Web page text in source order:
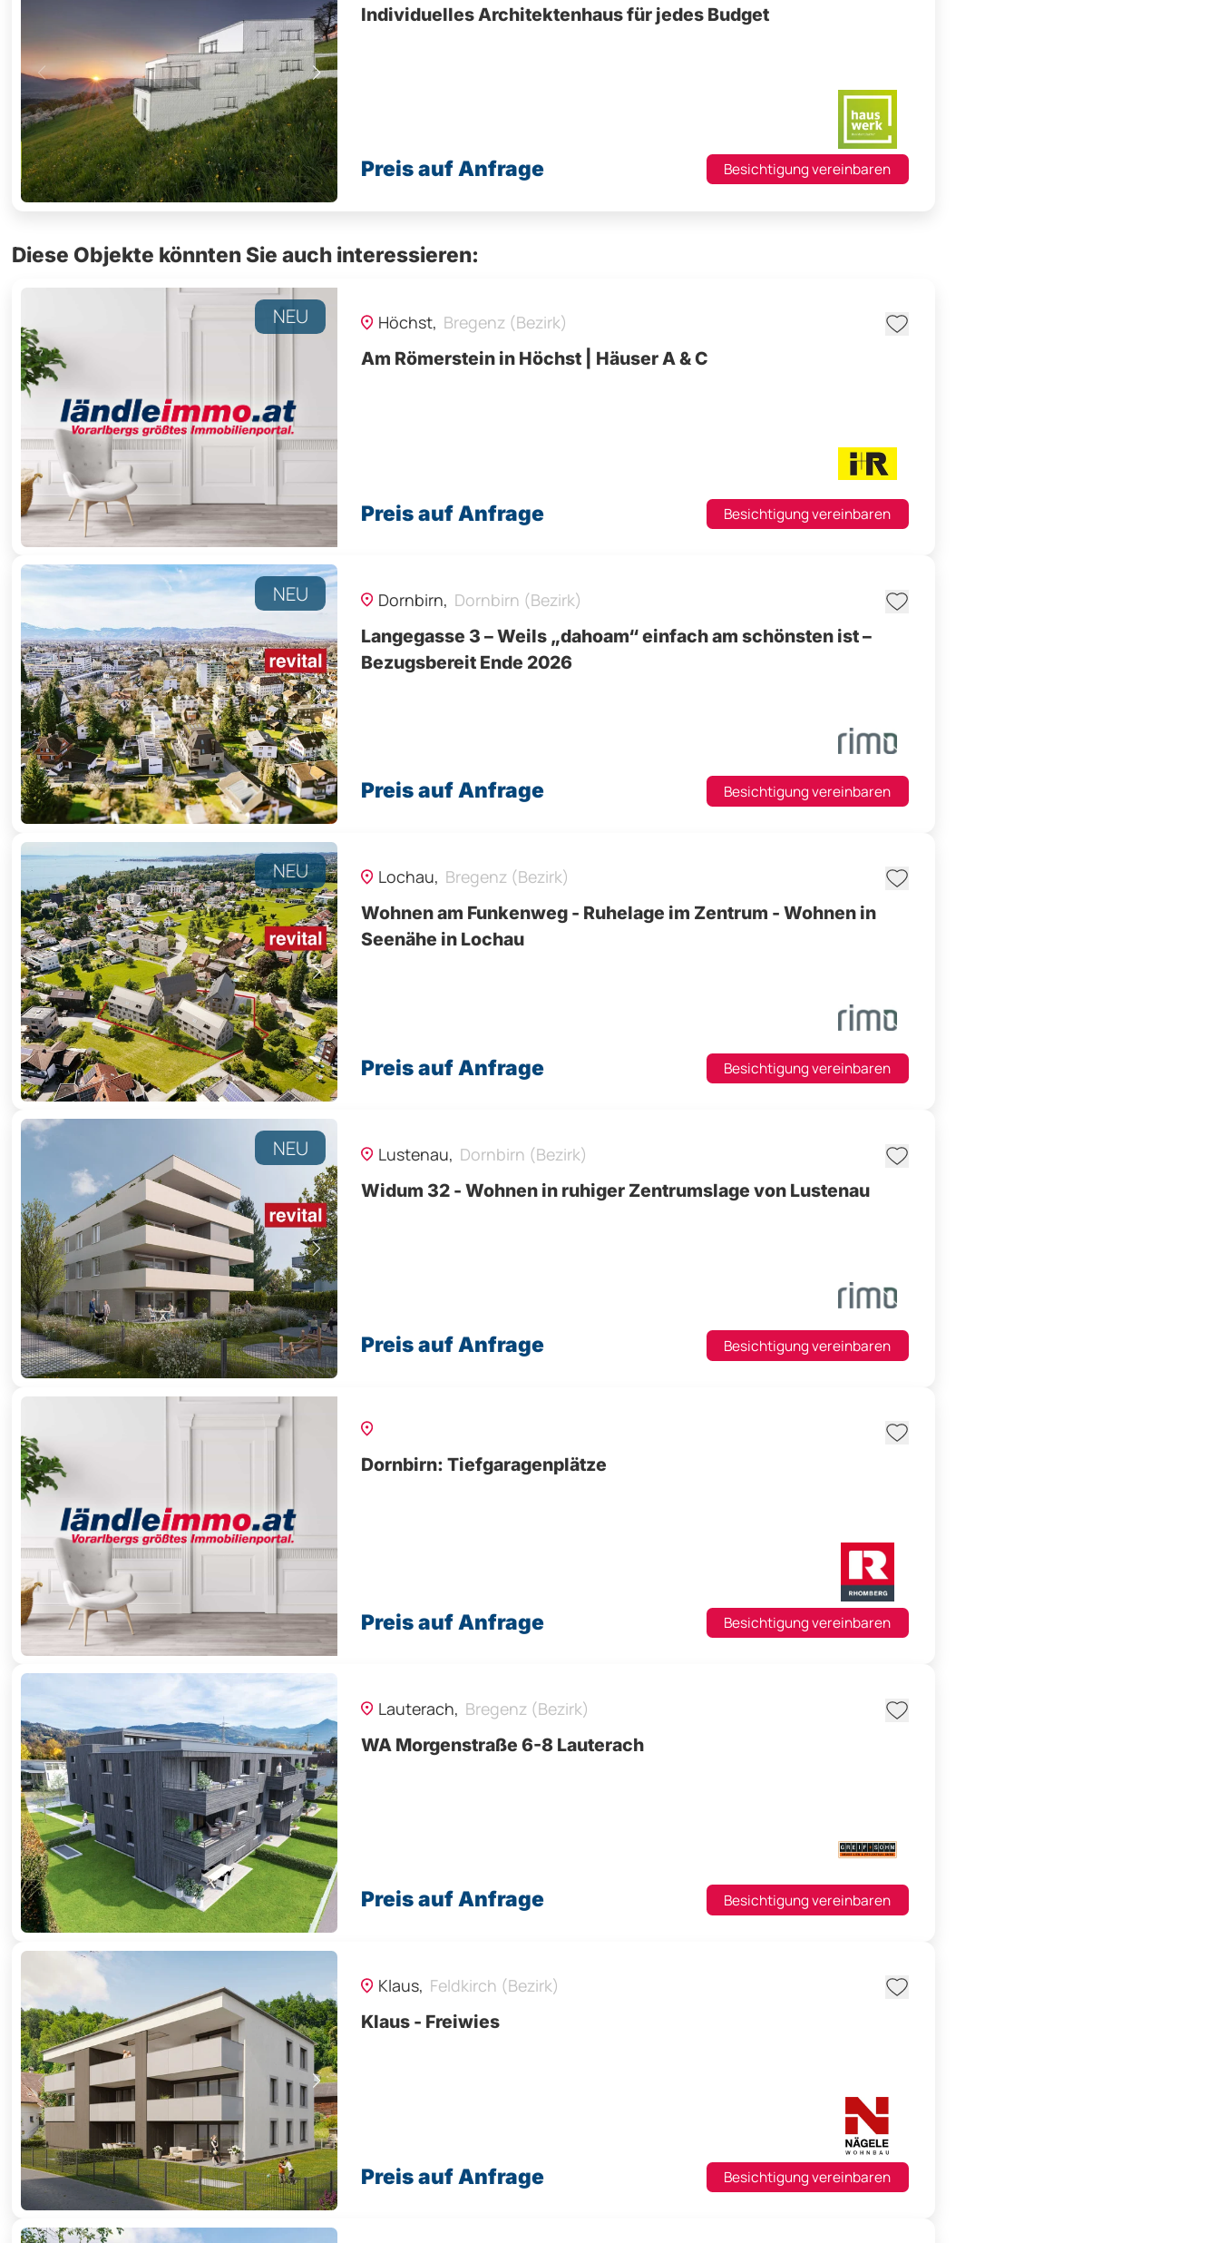
Individuelles Architektenhaus für jedes Budget
Preis auf Anfrage Besichtigung vereinbaren
Diese Objekte könnten Sie auch interessieren:
NEU Höchst, Bregenz (Bezirk)
Am Römerstein in Höchst | Häuser A & C
Preis auf Anfrage Besichtigung vereinbaren
NEU Dornbirn, Dornbirn (Bezirk)
Langegasse 3 – Weils „dahoam“ einfach am schönsten ist –
Bezugsbereit Ende 2026
Preis auf Anfrage Besichtigung vereinbaren
NEU Lochau, Bregenz (Bezirk)
Wohnen am Funkenweg - Ruhelage im Zentrum - Wohnen in
Seenähe in Lochau
Preis auf Anfrage Besichtigung vereinbaren
NEU Lustenau, Dornbirn (Bezirk)
Widum 32 - Wohnen in ruhiger Zentrumslage von Lustenau
Preis auf Anfrage Besichtigung vereinbaren
Dornbirn: Tiefgaragenplätze
Preis auf Anfrage Besichtigung vereinbaren
Lauterach, Bregenz (Bezirk)
WA Morgenstraße 6-8 Lauterach
Preis auf Anfrage Besichtigung vereinbaren
Klaus, Feldkirch (Bezirk)
Klaus - Freiwies
Preis auf Anfrage Besichtigung vereinbaren